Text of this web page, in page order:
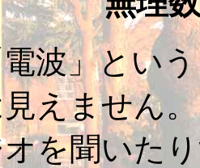
波」という
えません
を聞いた